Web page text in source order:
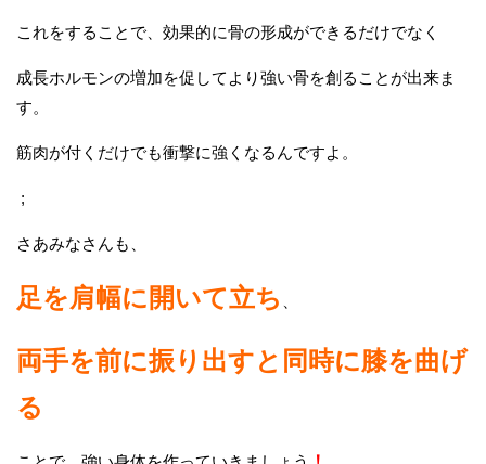
これをすることで、効果的に骨の形成ができるだけでなく
成長ホルモンの増加を促してより強い骨を創ることが出来ま
す。
筋肉が付くだけでも衝撃に強くなるんですよ。
;
さあみなさんも、
足を肩幅に開いて立ち
両手を前に振り出すと同時に膝を曲げ
る